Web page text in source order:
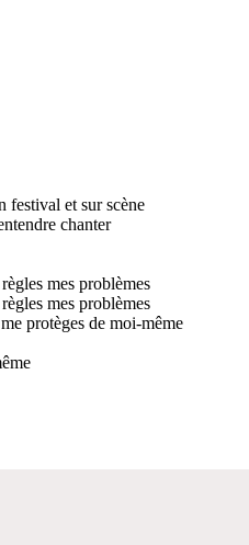
festival et sur scène
chanter
mes problèmes
mes problèmes
protèges de moi-même